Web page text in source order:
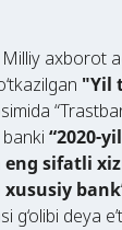
Milliy axborot
"Yil
“2020-
eng sifatli
xususiy
g‘olibi deya